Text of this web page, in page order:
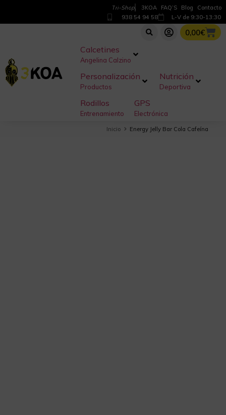
Tri-Shop 3KOA FAQ’S Blog Contacto
938 54 94 58 L-V de 9:30-13:30
0,00€
Calcetines
Angelina Calzino
Personalización
Productos
Nutrición
Deportiva
Rodillos
Entrenamiento
GPS
Electrónica
Inicio Energy Jelly Bar Cola Cafeína